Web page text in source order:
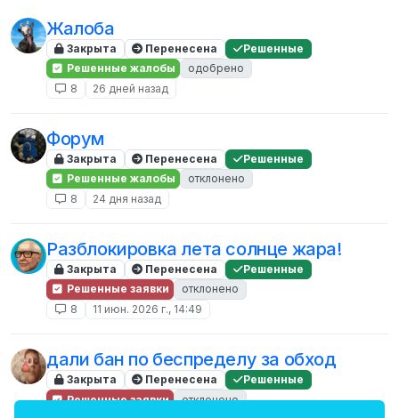
Жалоба
Закрыта Перенесена
Решенные
Решенные жалобы
одобрено
8
26 дней назад
Форум
Закрыта Перенесена
Решенные
Решенные жалобы
отклонено
8
24 дня назад
Разблокировка лета солнце жара!
Закрыта Перенесена
Решенные
Решенные заявки
отклонено
8
11 июн. 2026 г., 14:49
дали бан по беспределу за обход
Закрыта Перенесена
Решенные
Решенные заявки
отклонено